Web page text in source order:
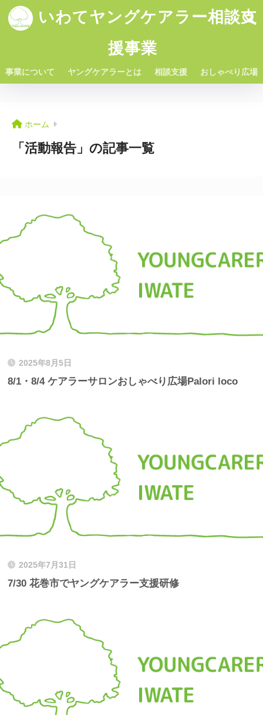
いわてヤングケアラー相談支
援事業
事業について ヤングケアラーとは 相談支援 おしゃべり広場
ホーム
「活動報告」の記事一覧
2025年8月5日
8/1・8/4 ケアラーサロンおしゃべり広場Palori loco
2025年7月31日
7/30 花巻市でヤングケアラー支援研修